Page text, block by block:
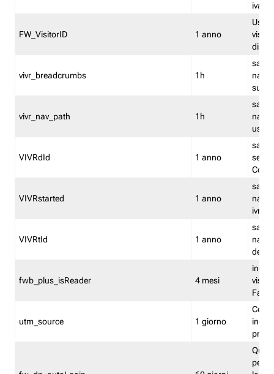
iva/
FW_VisitorID 1 anno
vivr_breadcrumbs 1h
salva
su
vivr_nav_path 1h
salva
VIVRdId 1 anno
salva
Convy
VIVRstarted 1 anno
salva
ivr
VIVRtId 1 anno
salva
del
fwb_plus_isReader 4 mesi
utm_source 1 giorno